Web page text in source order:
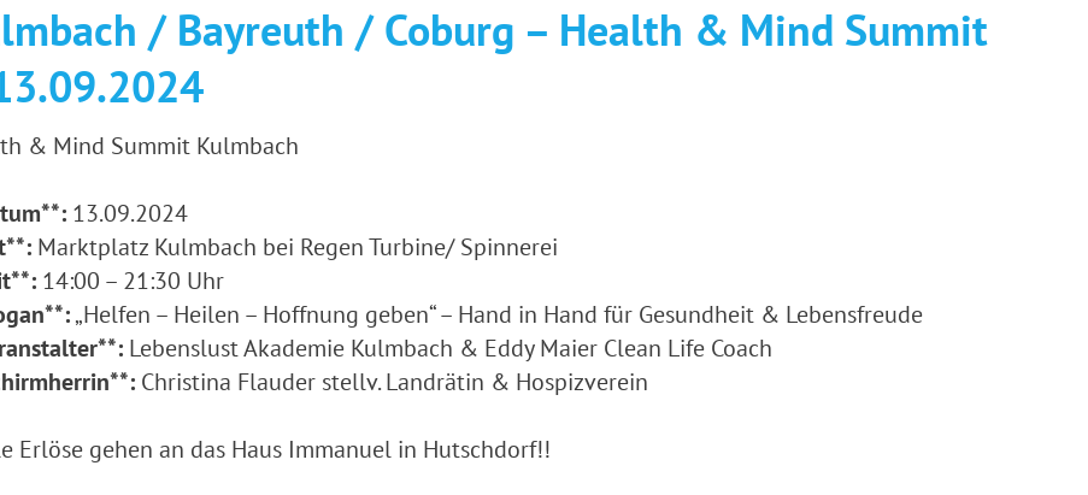
/ Bayreuth / Coburg – Health & Mind Summit
& Mind Summit Kulmbach
13.09.2024
Marktplatz Kulmbach bei Regen Turbine/ Spinnerei
14:00 – 21:30 Uhr
„Helfen – Heilen – Hoffnung geben“ – Hand in Hand für Gesundheit & Lebensfreude
Lebenslust Akademie Kulmbach & Eddy Maier Clean Life Coach
Christina Flauder stellv. Landrätin & Hospizverein
Erlöse gehen an das Haus Immanuel in Hutschdorf!!